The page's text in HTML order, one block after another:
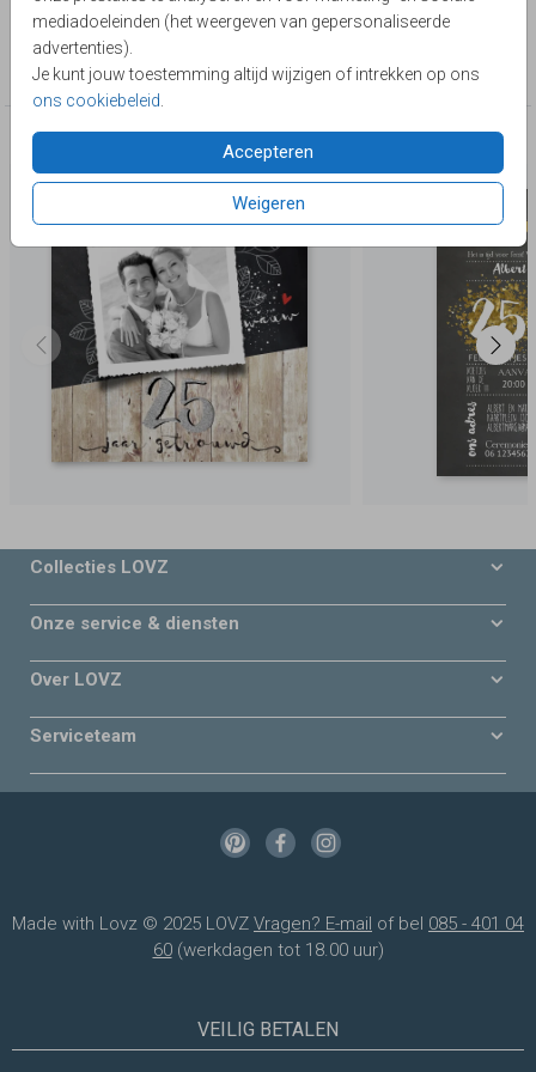
mediadoeleinden (het weergeven van gepersonaliseerde
advertenties).
Je kunt jouw toestemming altijd wijzigen of intrekken op ons
ons cookiebeleid
Accepteren
Weigeren
Lievez
Collectie
25 jaar getrouwd
Deze producten zijn wellicht ook iets voor je
Collecties LOVZ
Onze service & diensten
Over LOVZ
Serviceteam
Made with Lovz © 2025 LOVZ Vragen? E-mail of bel 085 - 401 04
60(werkdagen tot 18.00 uur)
VEILIG BETALEN